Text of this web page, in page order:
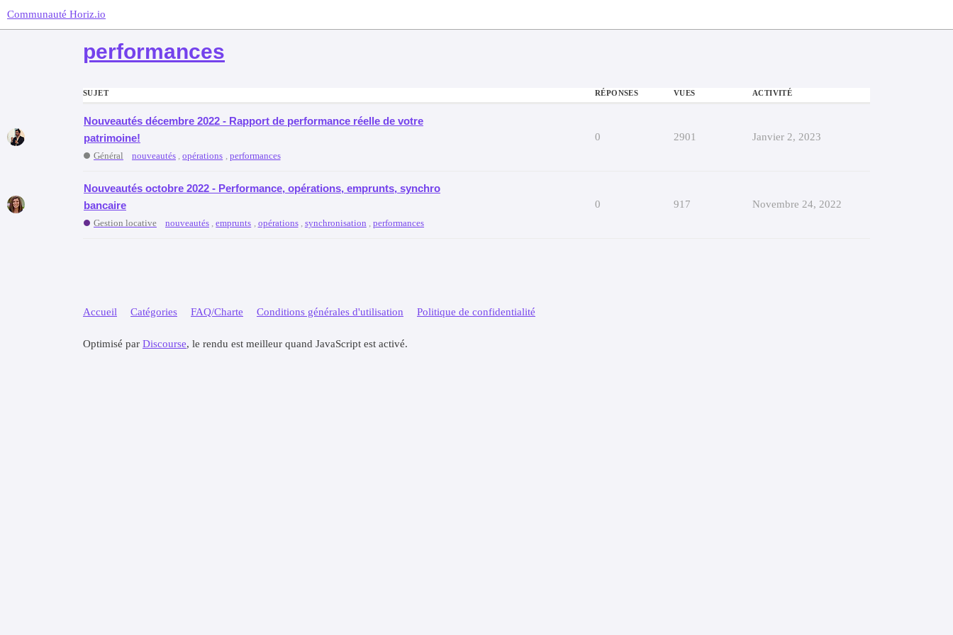
Communauté Horiz.io
performances
SUJET RÉPONSES VUES ACTIVITÉ
Nouveautés décembre 2022 - Rapport de performance réelle de votre
patrimoine!
Général nouveautés ,opérations performances
0 2901 Janvier 2, 2023
Nouveautés octobre 2022 - Performance, opérations, emprunts, synchro
bancaire
Gestion locative nouveautés ,emprunts opérations synchronisation ,performances
0 917 Novembre 24, 2022
Accueil Catégories FAQ/Charte Conditions générales d'utilisation Politique de confidentialité
Optimisé par Discourse, le rendu est meilleur quand JavaScript est activé.